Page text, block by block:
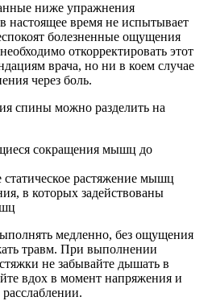
ниже упражнения
настоящее время не испытывает
болезненные ощущения
откорректировать этот
врача, но ни в коем случае
через боль.
спины можно разделить на
сокращения мышц до
статическое растяжение мышц
в которых задействованы
медленно, без ощущения
травм. При выполнении
не забывайте дышать в
вдох в момент напряжения и